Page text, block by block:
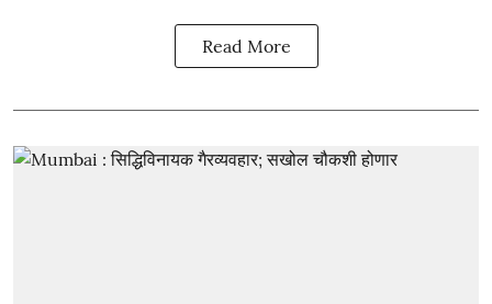
Read More